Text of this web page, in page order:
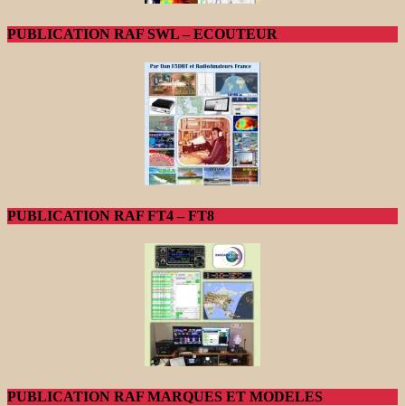
PUBLICATION RAF SWL – ECOUTEUR
PUBLICATION RAF FT4 – FT8
PUBLICATION RAF MARQUES ET MODELES